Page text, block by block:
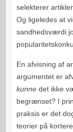
selekterer
Og ligeledes at
sandhedsværdi
En afvisning af
argumentet er
kunnedet ikke
begrænset? I
praksis er det
teorier på